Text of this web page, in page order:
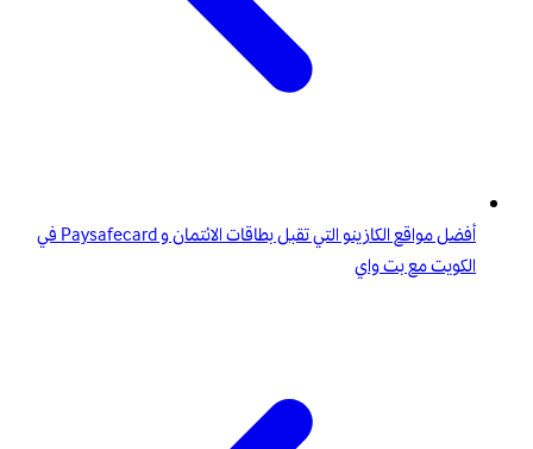
أفضل مواقع الكازينو التي تقبل بطاقات الائتمان و Paysafecard في
الكويت مع بت واي